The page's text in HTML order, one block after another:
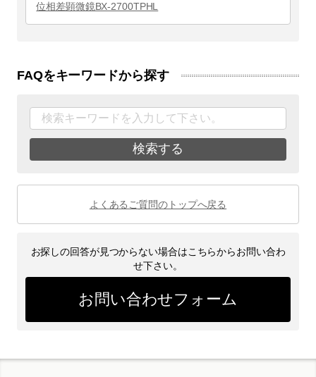
位相差顕微鏡BX-2700TPHL
FAQをキーワードから探す
検索する
よくあるご質問のトップへ戻る
お探しの回答が見つからない場合はこちらからお問い合わ
せ下さい。
お問い合わせフォーム